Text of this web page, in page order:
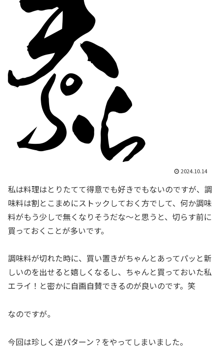
2024.10.14
私は料理はとりたてて得意でも好きでもないのですが、調
味料は割とこまめにストックしておく方でして、何か調味
料がもう少しで無くなりそうだな～と思うと、切らす前に
買っておくことが多いです。
調味料が切れた時に、買い置きがちゃんとあってパッと新
しいのを出せると嬉しくなるし、ちゃんと買っておいた私
エライ！と密かに自画自賛できるのが良いのです。笑
なのですが。
今回は珍しく逆パターン？をやってしまいました。